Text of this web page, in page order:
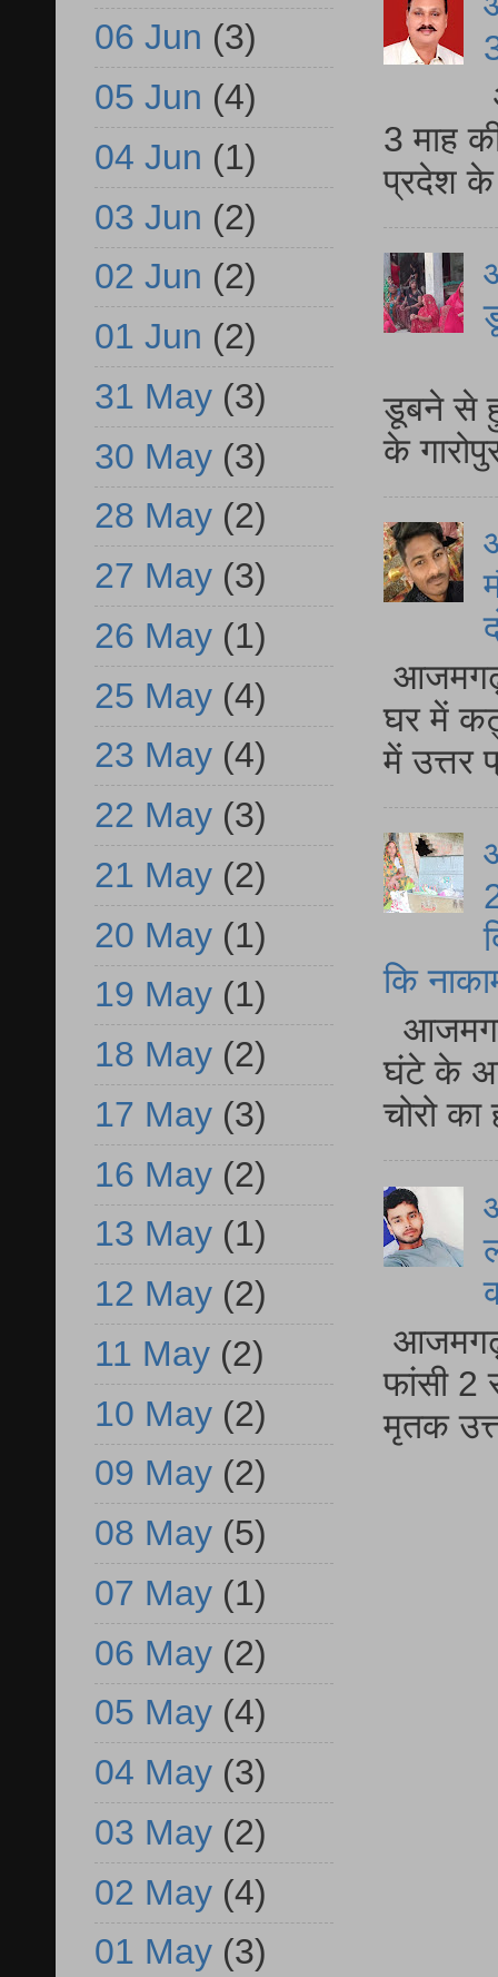
3 माह
प्रदेश
डूबने से
के
घर में
में
कि
घंटे के
चोरो
आजमगढ़
फांसी 2
मृतक
06 Jun (3)
05 Jun (4)
04 Jun (1)
03 Jun (2)
02 Jun (2)
01 Jun (2)
31 May (3)
30 May (3)
28 May (2)
27 May (3)
26 May (1)
25 May (4)
23 May (4)
22 May (3)
21 May (2)
20 May (1)
19 May (1)
18 May (2)
17 May (3)
16 May (2)
13 May (1)
12 May (2)
11 May (2)
10 May (2)
09 May (2)
08 May (5)
07 May (1)
06 May (2)
05 May (4)
04 May (3)
03 May (2)
02 May (4)
01 May (3)